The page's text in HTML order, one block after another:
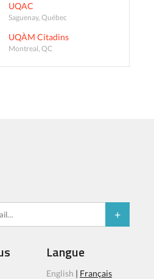
UQAC
Saguenay, Québec
UQÀM Citadins
Montreal, QC
Langue
English | Français